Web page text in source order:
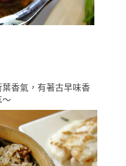
葉香氣，有著古早味香
〜